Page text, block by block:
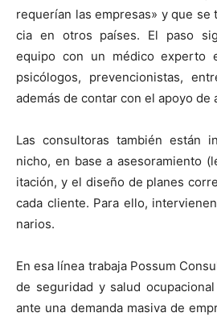
requerían las empre­sas» y que
cia en otros país­es. El paso
equipo con un médi­co exper­to
psicól­o­gos, pre­ven­cionistas,
además de con­tar con el apoyo de
Las con­sul­toras tam­bién están
nicho, en base a aseso­ramien­to
itación, y el dis­eño de planes
cada cliente. Para ello,
nar­ios.
En esa línea tra­ba­ja Pos­sum
de seguri­dad y salud
ante una deman­da masi­va de